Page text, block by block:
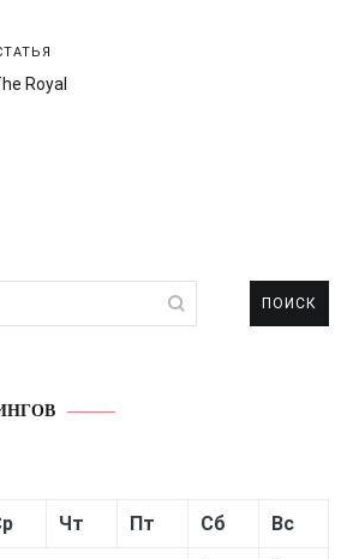
Royal
Чт Пт Сб Вс